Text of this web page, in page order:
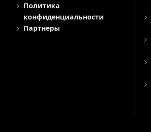
Политика
конфиденциальности
Партнеры